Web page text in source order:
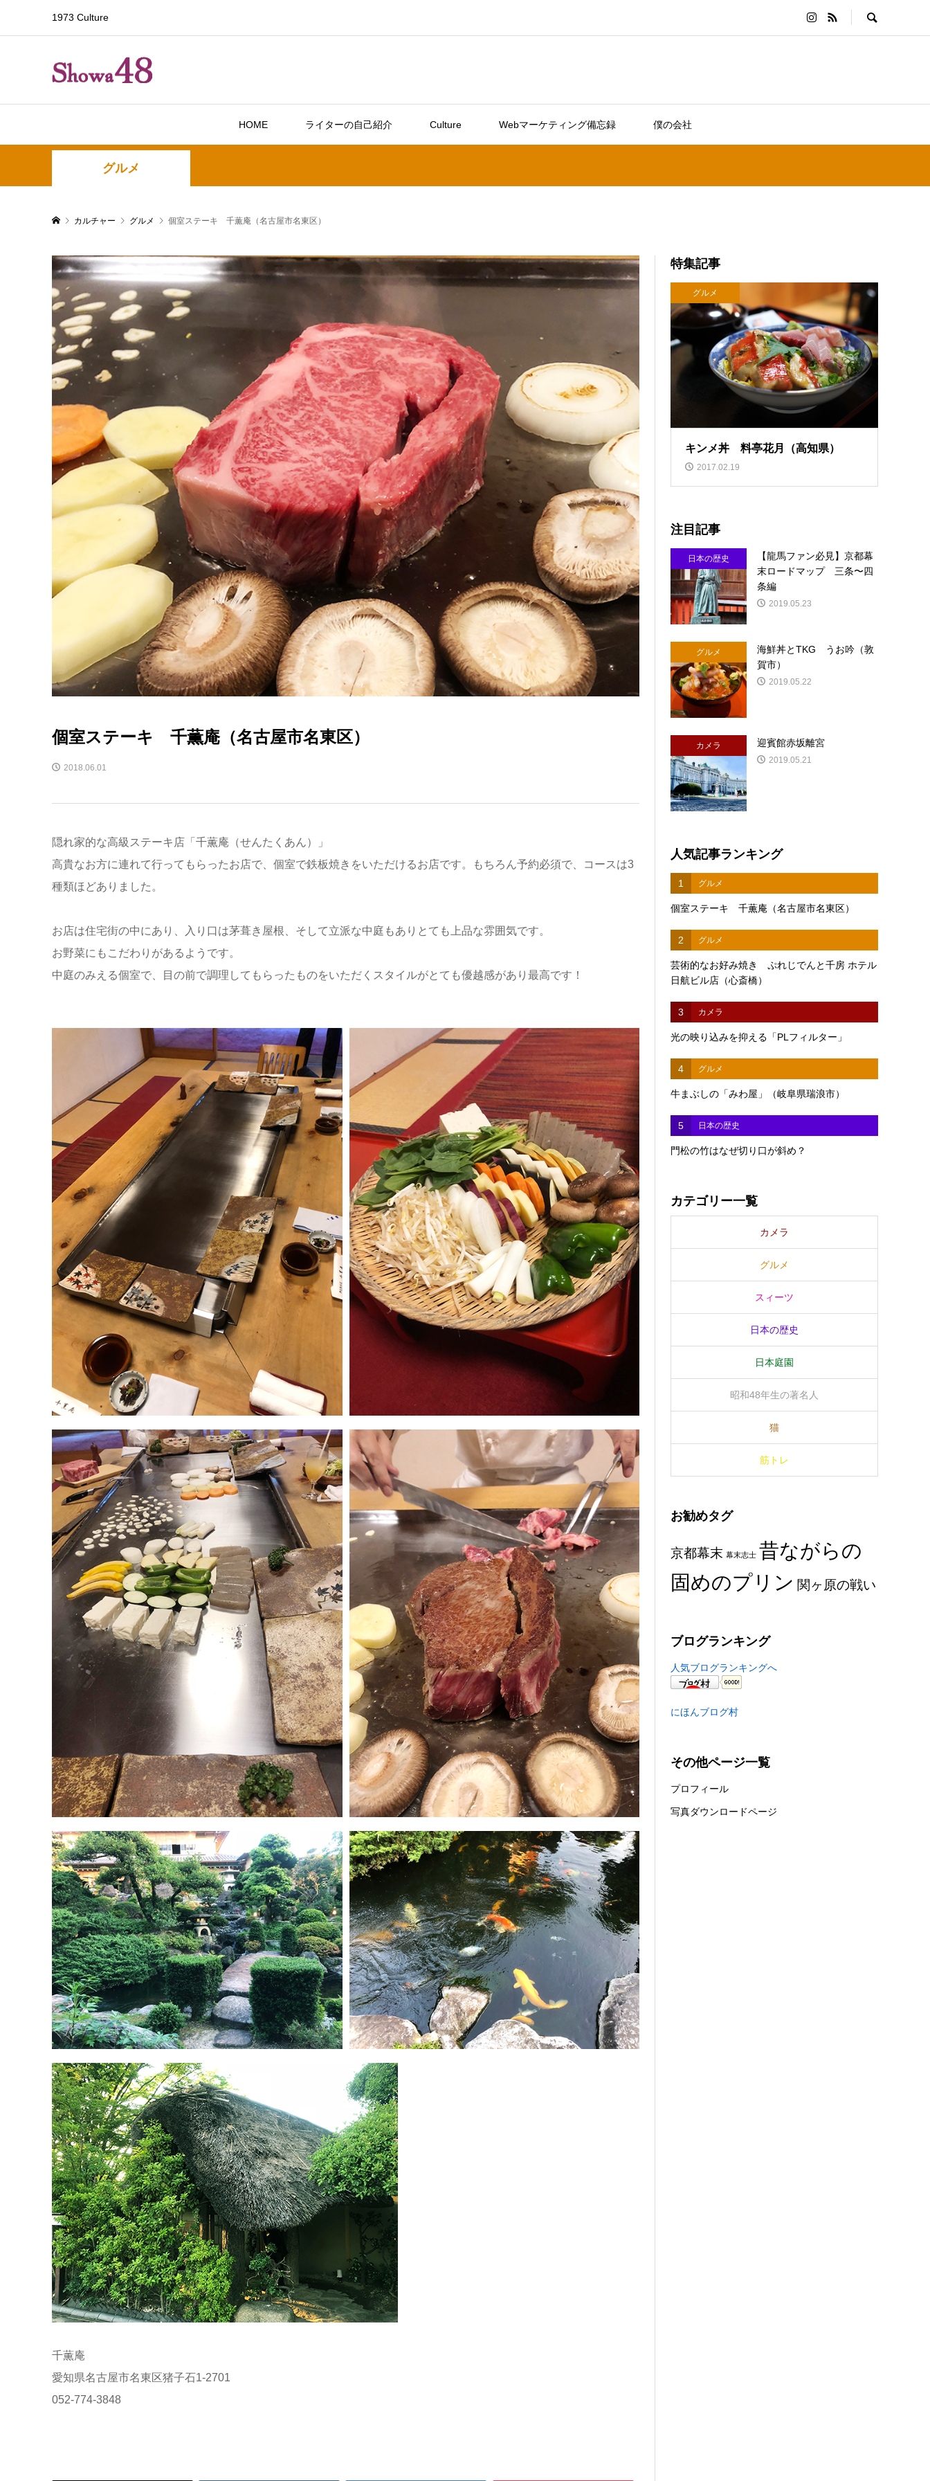
1973 Culture
HOME ライターの自己紹介 Culture Webマーケティング備忘録 僕の会社
グルメ
カルチャー グルメ 個室ステーキ 千薫庵（名古屋市名東区）
個室ステーキ 千薫庵（名古屋市名東区）
2018.06.01
隠れ家的な高級ステーキ店「千薫庵（せんたくあん）」
高貴なお方に連れて行ってもらったお店で、個室で鉄板焼きをいただけるお店です。もちろん予約必須で、コースは3
種類ほどありました。
お店は住宅街の中にあり、入り口は茅葺き屋根、そして立派な中庭もありとても上品な雰囲気です。
お野菜にもこだわりがあるようです。
中庭のみえる個室で、目の前で調理してもらったものをいただくスタイルがとても優越感があり最高です！
千薫庵
愛知県名古屋市名東区猪子石1-2701
052-774-3848
特集記事
グルメ
キンメ丼 料亭花月（高知県）
2017.02.19
注目記事
日本の歴史
【龍馬ファン必見】京都幕
末ロードマップ 三条〜四
条編
2019.05.23
グルメ
海鮮丼とTKG うお吟（敦
賀市）
2019.05.22
カメラ 迎賓館赤坂離宮
2019.05.21
人気記事ランキング
1 グルメ
個室ステーキ 千薫庵（名古屋市名東区）
2 グルメ
芸術的なお好み焼き ぷれじでんと千房 ホテル
日航ビル店（心斎橋）
3 カメラ
光の映り込みを抑える「PLフィルター」
4 グルメ
牛まぶしの「みわ屋」（岐阜県瑞浪市）
5 日本の歴史
門松の竹はなぜ切り口が斜め？
カテゴリー一覧
カメラ
グルメ
スィーツ
日本の歴史
日本庭園
昭和48年生の著名人
猫
筋トレ
お勧めタグ
京都幕末 幕末志士 昔ながらの
固めのプリン 関ヶ原の戦い
ブログランキング
人気ブログランキングへ
にほんブログ村
その他ページ一覧
プロフィール
写真ダウンロードページ